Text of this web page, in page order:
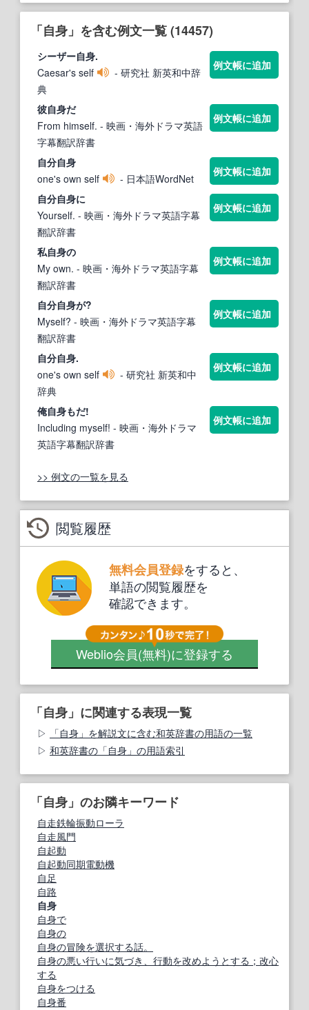
「自身」を含む例文一覧 (14457)
シーザー自身.
Caesar's self
- 研究社 新英和中辞
典
例文帳に追加
彼自身だ
From himself. - 映画・海外ドラマ英語
字幕翻訳辞書
例文帳に追加
自分自身
one's own self
- 日本語WordNet
例文帳に追加
自分自身に
Yourself. - 映画・海外ドラマ英語字幕
翻訳辞書
例文帳に追加
私自身の
My own. - 映画・海外ドラマ英語字幕
翻訳辞書
例文帳に追加
自分自身が?
Myself? - 映画・海外ドラマ英語字幕
翻訳辞書
例文帳に追加
自分自身.
one's own self
- 研究社 新英和中
辞典
例文帳に追加
俺自身もだ!
Including myself! - 映画・海外ドラマ
英語字幕翻訳辞書
例文帳に追加
>> 例文の一覧を見る
閲覧履歴
無料会員登録をすると、
単語の閲覧履歴を
確認できます。
Weblio会員(無料)に登録する
「自身」に関連する表現一覧
「自身」を解説文に含む和英辞書の用語の一覧
和英辞書の「自身」の用語索引
「自身」のお隣キーワード
自走鉄輪振動ローラ
自走風門
自起動
自起動同期電動機
自足
自路
自身
自身で
自身の
自身の冒険を選択する話。
自身の悪い行いに気づき、行動を改めようとする；改心
する
自身をつける
自身番